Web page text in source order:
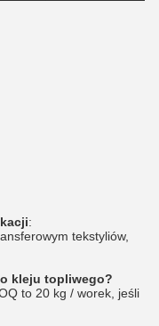
:
tekstyliów,
kleju topliwego?
to 20 kg / worek, jeśli